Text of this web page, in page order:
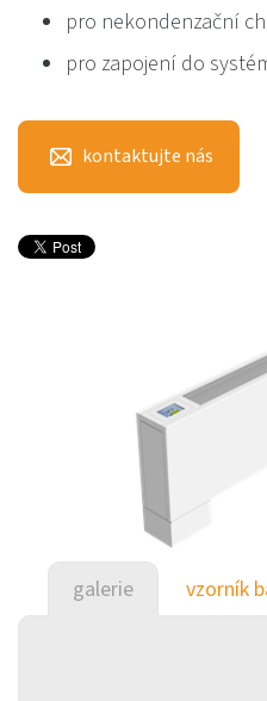
pro nekondenzační
pro zapojení do
kontaktujte nás
galerie vzorník